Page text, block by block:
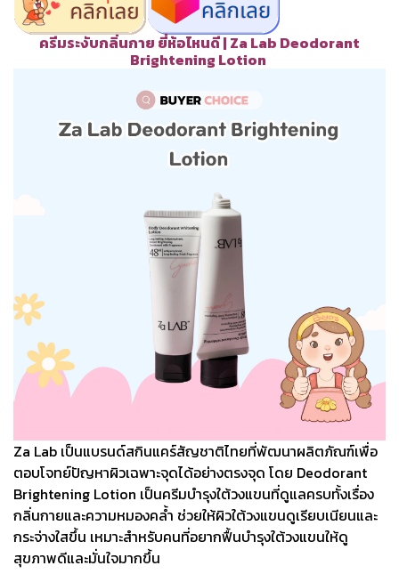
ครีมระงับกลิ่นกาย ยี่ห้อไหนดี | Za Lab Deodorant
Brightening Lotion
Za Lab เป็นแบรนด์สกินแคร์สัญชาติไทยที่พัฒนาผลิตภัณฑ์เพื่อ
ตอบโจทย์ปัญหาผิวเฉพาะจุดได้อย่างตรงจุด โดย Deodorant
Brightening Lotion เป็นครีมบำรุงใต้วงแขนที่ดูแลครบทั้งเรื่อง
กลิ่นกายและความหมองคล้ำ ช่วยให้ผิวใต้วงแขนดูเรียบเนียนและ
กระจ่างใสขึ้น เหมาะสำหรับคนที่อยากฟื้นบำรุงใต้วงแขนให้ดู
สุขภาพดีและมั่นใจมากขึ้น